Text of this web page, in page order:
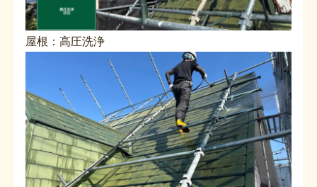
屋根：高圧洗浄